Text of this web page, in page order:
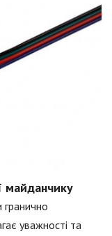
майданчику
гранично
уважності та